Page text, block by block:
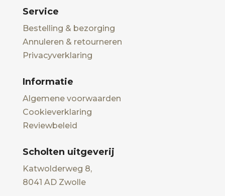
Service
Bestelling & bezorging
Annuleren & retourneren
Privacyverklaring
Informatie
Algemene voorwaarden
Cookieverklaring
Reviewbeleid
Scholten uitgeverij
Katwolderweg 8,
8041 AD Zwolle